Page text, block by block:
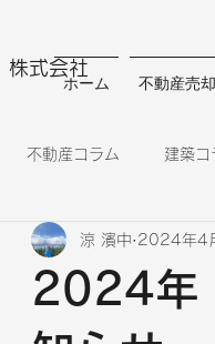
株式会社
ホーム 不動産売
不動産コラム 建築コ
2024年
涼 濱中 2024年4